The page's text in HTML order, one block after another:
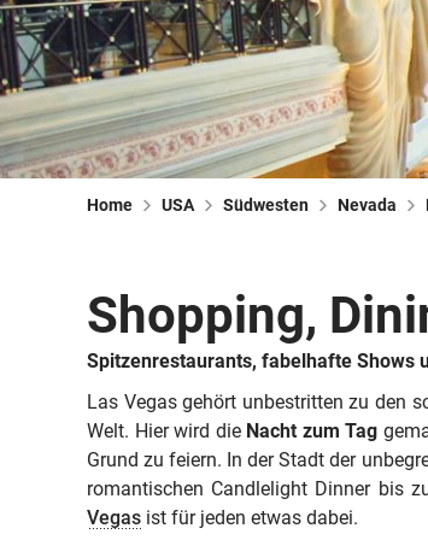
Home USA Südwesten Nevada
Shopping,
Spitzenrestaurants, fabelhafte Shows
Las Vegas gehört unbestritten zu den
Welt. Hier wird die Nacht zum Tag
Grund zu feiern. In der Stadt der
romantischen Candlelight Dinner bis
Vegas ist für jeden etwas dabei.